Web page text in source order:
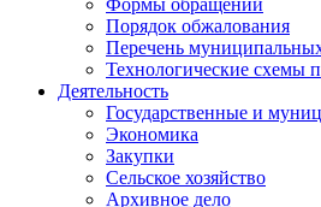
Формы обращений
Порядок обжалования
Перечень
Технологические схемы
Деятельность
Государственные и
Экономика
Закупки
Сельское хозяйство
Архивное дело